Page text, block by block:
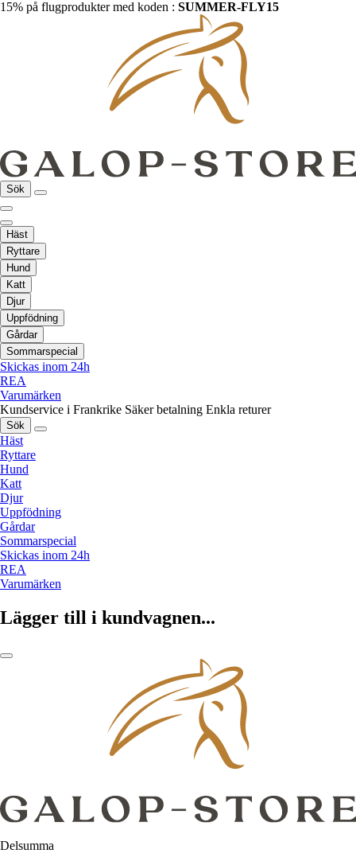
15% på flugprodukter med koden : SUMMER-FLY15
Sök
Häst
Ryttare
Hund
Katt
Djur
Uppfödning
Gårdar
Sommarspecial
Skickas inom 24h
REA
Varumärken
Kundservice i Frankrike Säker betalning Enkla returer
Sök
Häst
Ryttare
Hund
Katt
Djur
Uppfödning
Gårdar
Sommarspecial
Skickas inom 24h
REA
Varumärken
Lägger till i kundvagnen...
Delsumma